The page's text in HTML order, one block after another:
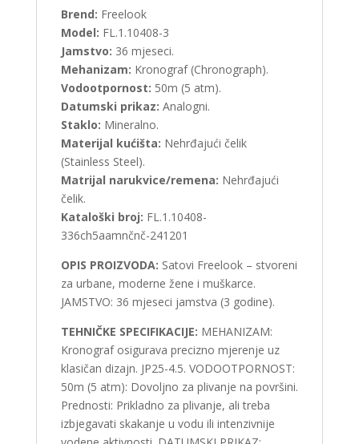
Brend: Freelook
Model: FL.1.10408-3
Jamstvo: 36 mjeseci.
Mehanizam: Kronograf (Chronograph).
Vodootpornost: 50m (5 atm).
Datumski prikaz: Analogni.
Staklo: Mineralno.
Materijal kućišta: Nehrđajući čelik
(Stainless Steel).
Matrijal narukvice/remena: Nehrđajući
čelik.
Kataloški broj: FL.1.10408-
336ch5aamnčnč-241201
OPIS PROIZVODA: Satovi Freelook – stvoreni
za urbane, moderne žene i muškarce.
JAMSTVO: 36 mjeseci jamstva (3 godine).
TEHNIČKE SPECIFIKACIJE: MEHANIZAM:
Kronograf osigurava precizno mjerenje uz
klasičan dizajn. JP25-4.5. VODOOTPORNOST:
50m (5 atm): Dovoljno za plivanje na površini.
Prednosti: Prikladno za plivanje, ali treba
izbjegavati skakanje u vodu ili intenzivnije